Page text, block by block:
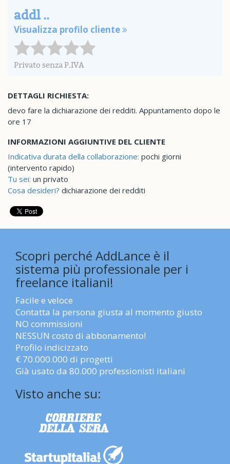
addl ..
Visualizza profilo cliente
Privato senza P.IVA
DETTAGLI RICHIESTA:
devo fare la dichiarazione dei redditi. Appuntamento dopo le
ore 17
INFORMAZIONI AGGIUNTIVE DEL CLIENTE
Indicativa durata della collaborazione: pochi giorni
(intervento rapido)
Tu sei: un privato
Cosa desideri? dichiarazione dei redditi
Scopri perché AddLance è il
sistema più professionale per i
freelance italiani!
Facile e veloce
Contatta la persona giusta al momento giusto
NO commissioni
NESSUN costo di abbonamento!
Profilo indicizzato
€ 70.000.000 di progetti
Già usato da 80.000 professionisti italiani
Visto anche su: